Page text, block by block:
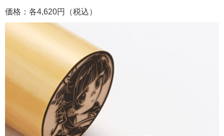
価格：各4,620円（税込）